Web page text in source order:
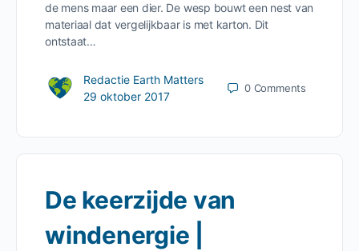
de mens maar een dier. De wesp bouwt een nest van
materiaal dat vergelijkbaar is met karton. Dit
ontstaat…
Redactie Earth Matters
29 oktober 2017
0 Comments
De keerzijde van
windenergie |